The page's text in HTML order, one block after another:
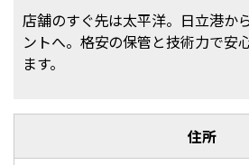
店舗のすぐ先は太平洋。日立港か
ントへ。格安の保管と技術力で安
ます。
住所